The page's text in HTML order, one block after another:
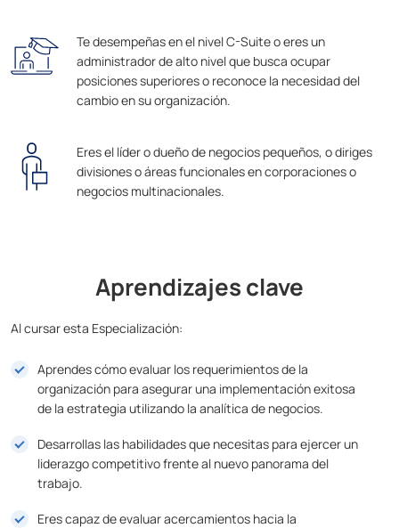
Te desempeñas en el nivel C-Suite o eres un
administrador de alto nivel que busca ocupar
posiciones superiores o reconoce la necesidad del
cambio en su organización.
Eres el líder o dueño de negocios pequeños, o diriges
divisiones o áreas funcionales en corporaciones o
negocios multinacionales.
Aprendizajes clave
Al cursar esta Especialización:
Aprendes cómo evaluar los requerimientos de la
organización para asegurar una implementación exitosa
de la estrategia utilizando la analítica de negocios.
Desarrollas las habilidades que necesitas para ejercer un
liderazgo competitivo frente al nuevo panorama del
trabajo.
Eres capaz de evaluar acercamientos hacia la